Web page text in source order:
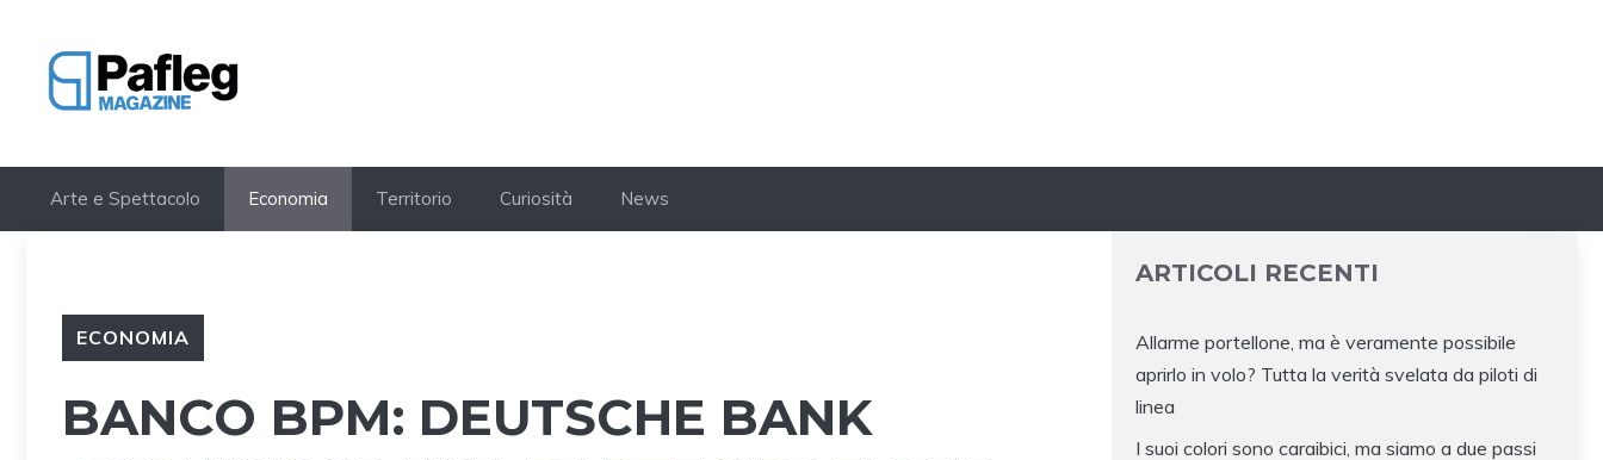
contenuto
Arte e Spettacolo Economia Territorio Curiosità News
ECONOMIA
BANCO BPM: DEUTSCHE BANK
ARTICOLI RECENTI
Allarme portellone, ma è veramente possibile
aprirlo in volo? Tutta la verità svelata da piloti di
linea
I suoi colori sono caraibici, ma siamo a due passi